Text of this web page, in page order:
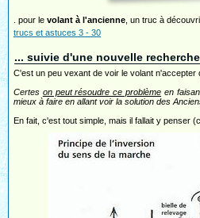
. pour le volant à l'ancienne , un truc à
trucs et astuces 3 - 30
... suivie d'une nouvelle recherche
C'est un peu vexant de voir le volant n'accepter
Certes on peut résoudre ce problème en
mieux à faire en allant voir la solution des
En fait, c'est tout simple, mais il fallait y penser